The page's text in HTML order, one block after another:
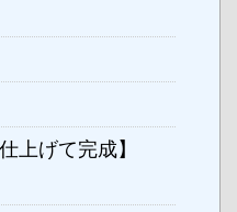
上げて完成】